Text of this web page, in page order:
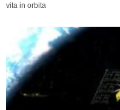
vita in orbita